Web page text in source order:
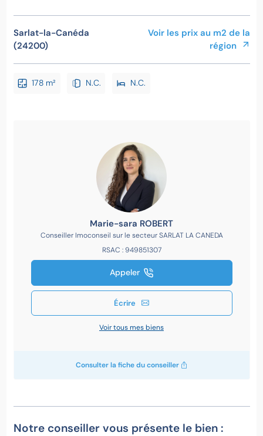
Sarlat-la-Canéda
(24200)
Voir les prix au m2 de la
région
178 m² N.C. N.C.
Marie-sara ROBERT
Conseiller Imoconseil sur le secteur SARLAT LA CANEDA
RSAC : 949851307
Appeler
Écrire
Voir tous mes biens
Consulter la fiche du conseiller
Notre conseiller vous présente le bien :